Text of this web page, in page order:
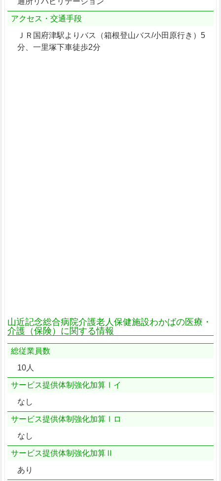
アクセス・交通手段
ＪＲ国府津駅よりバス（箱根登山バス/小田原行き）5
分、一里塚下車徒歩2分
山近記念総合病院介護老人保健施設わかばの医療・
介護（保険）に関する情報
総従業員数
10人
サービス提供体制強化加算Ⅰイ
なし
サービス提供体制強化加算Ⅰロ
なし
サービス提供体制強化加算Ⅱ
あり